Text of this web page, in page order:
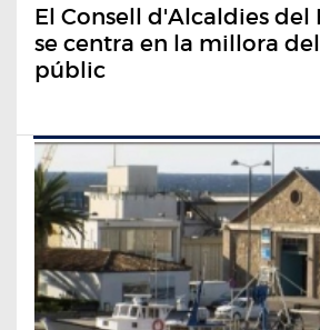
El Consell d'Alcaldies del
se centra en la millora
públic